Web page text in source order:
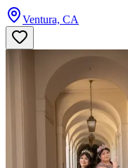
Ventura, CA